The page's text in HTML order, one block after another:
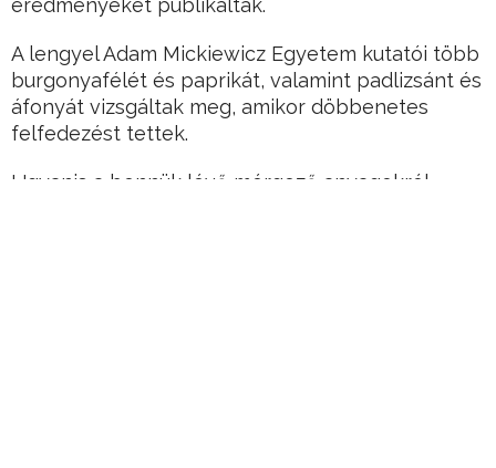
eredményeket publikáltak.
A lengyel Adam Mickiewicz Egyetem kutatói több
burgonyafélét és paprikát, valamint padlizsánt és
áfonyát vizsgáltak meg, amikor döbbenetes
felfedezést tettek.
Ugyanis a bennük lévő mérgező anyagokról